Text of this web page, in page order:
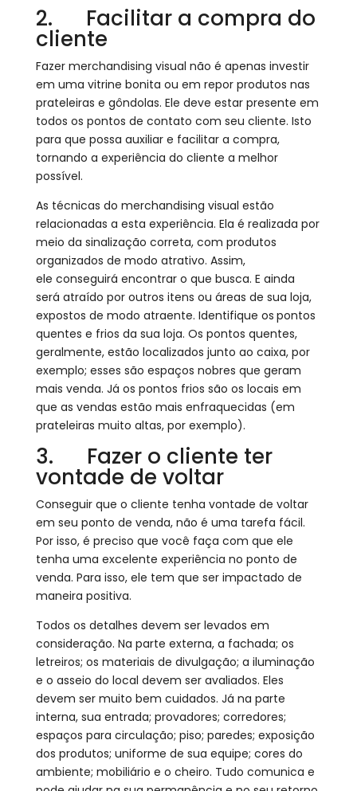
2. Facilitar a compra do
cliente
Fazer merchandising visual não é apenas investir
em uma vitrine bonita ou em repor produtos nas
prateleiras e gôndolas. Ele deve estar presente em
todos os pontos de contato com seu cliente. Isto
para que possa auxiliar e facilitar a compra,
tornando a experiência do cliente a melhor
possível.
As técnicas do merchandising visual estão
relacionadas a esta experiência. Ela é realizada por
meio da sinalização correta, com produtos
organizados de modo atrativo. Assim,
ele conseguirá encontrar o que busca. E ainda
será atraído por outros itens ou áreas de sua loja,
expostos de modo atraente. Identifique os pontos
quentes e frios da sua loja. Os pontos quentes,
geralmente, estão localizados junto ao caixa, por
exemplo; esses são espaços nobres que geram
mais venda. Já os pontos frios são os locais em
que as vendas estão mais enfraquecidas (em
prateleiras muito altas, por exemplo).
3. Fazer o cliente ter
vontade de voltar
Conseguir que o cliente tenha vontade de voltar
em seu ponto de venda, não é uma tarefa fácil.
Por isso, é preciso que você faça com que ele
tenha uma excelente experiência no ponto de
venda. Para isso, ele tem que ser impactado de
maneira positiva.
Todos os detalhes devem ser levados em
consideração. Na parte externa, a fachada; os
letreiros; os materiais de divulgação; a iluminação
e o asseio do local devem ser avaliados. Eles
devem ser muito bem cuidados. Já na parte
interna, sua entrada; provadores; corredores;
espaços para circulação; piso; paredes; exposição
dos produtos; uniforme de sua equipe; cores do
ambiente; mobiliário e o cheiro. Tudo comunica e